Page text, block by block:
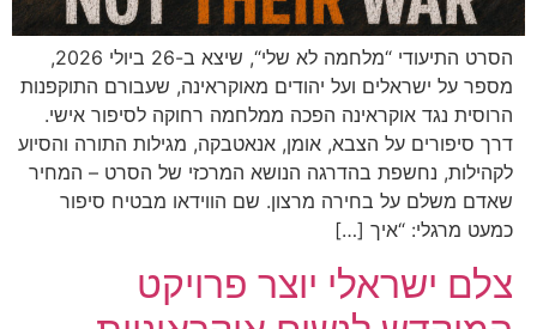
הסרט התיעודי “מלחמה לא שלי“, שיצא ב-26 ביולי 2026,
מספר על ישראלים ועל יהודים מאוקראינה, שעבורם התוקפנות
הרוסית נגד אוקראינה הפכה ממלחמה רחוקה לסיפור אישי.
דרך סיפורים על הצבא, אומן, אנאטבקה, מגילות התורה והסיוע
לקהילות, נחשפת בהדרגה הנושא המרכזי של הסרט – המחיר
שאדם משלם על בחירה מרצון. שם הווידאו מבטיח סיפור
כמעט מרגלי: “איך […]
צלם ישראלי יוצר פרויקט